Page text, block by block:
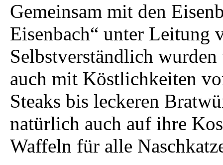
Gemeinsam mit den
Eisenbach“ unter Leitung
Selbstverständlich
auch mit Köstlichkeiten
Steaks bis leckeren
natürlich auch auf ihre
Waffeln für alle